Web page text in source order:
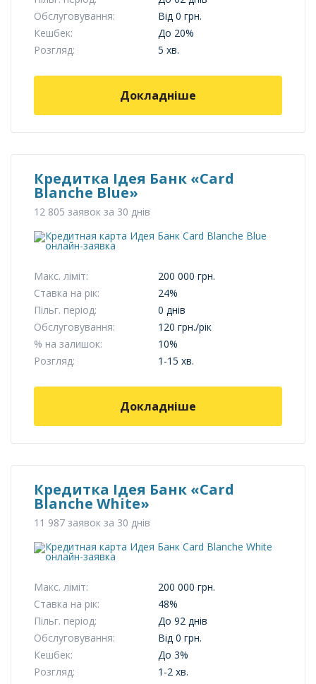
Обслуговування:
Від 0 грн.
Кешбек:
До 20%
Розгляд:
5 хв.
Докладніше
Кредитка Ідея Банк «Card
Blanche Blue»
12 805 заявок за 30 днів
Макс. ліміт:
200 000 грн.
Ставка на рік:
24%
Пільг. період:
0 днів
Обслуговування:
120 грн./рік
% на залишок:
10%
Розгляд:
1-15 хв.
Докладніше
Кредитка Ідея Банк «Card
Blanche White»
11 987 заявок за 30 днів
Макс. ліміт:
200 000 грн.
Ставка на рік:
48%
Пільг. період:
До 92 днів
Обслуговування:
Від 0 грн.
Кешбек:
До 3%
Розгляд:
1-2 хв.